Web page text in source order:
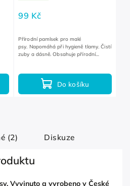
99 Kč
Do košíku
Přírodní pamlsek pro malé
psy. Napomáhá při hygieně tlamy. Čistí
zuby a dásně. Obsahuje přírodní
(2) Diskuze
Vyvinuto a vyrobeno v České